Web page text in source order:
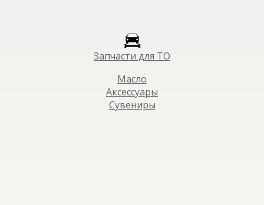
Запчасти для ТО
Масло
Аксессуары
Сувениры